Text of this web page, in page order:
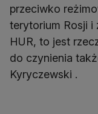
przeciwko
terytorium Rosji i
HUR, to jest
do czynienia
Kyryczewski .